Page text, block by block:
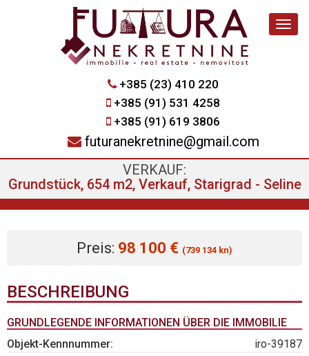
+385 (23) 410 220
+385 (91) 531 4258
+385 (91) 619 3806
futuranekretnine@gmail.com
VERKAUF:
Grundstück, 654 m2, Verkauf, Starigrad - Seline
Preis: 98 100 € (739 134 kn)
BESCHREIBUNG
GRUNDLEGENDE INFORMATIONEN ÜBER DIE IMMOBILIE
Objekt-Kennnummer:
iro-39187